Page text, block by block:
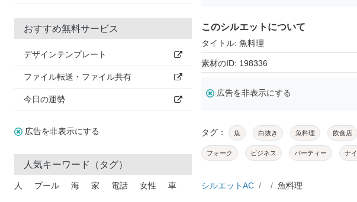
おすすめ無料サービス
デザインテンプレート
ファイル転送・ファイル共有
今日の運勢
広告を非表示にする
人気キーワード（タグ）
人 プール 海 家 電話 女性 車
このシルエットについて
タイトル: 魚料理
素材のID: 198336
広告を非表示にする
タグ： 魚 白抜き 魚料理 飲食店
フォーク ビジネス パーティー ナ
シルエットAC 魚料理